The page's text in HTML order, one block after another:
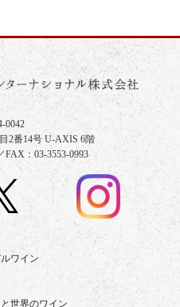
0042
2番14号 U-AXIS 6階
FAX：03-3553-0993
ワイン
世界のワイン